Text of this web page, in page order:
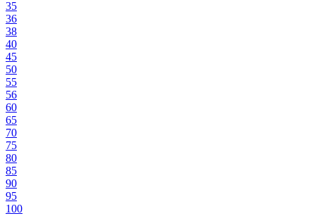
35
36
38
40
45
50
55
56
60
65
70
75
80
85
90
95
100